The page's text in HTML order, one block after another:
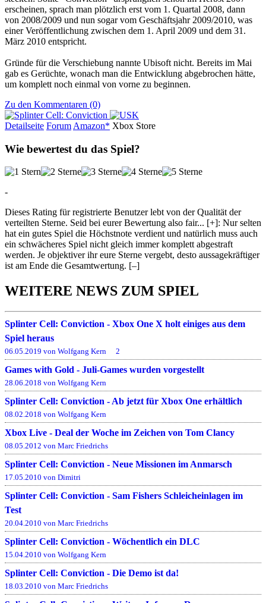
erscheinen, sprach man plötzlich erst vom 1. Quartal 2008, dann
von 2008/2009 und nun sogar vom Geschäftsjahr 2009/2010, was
einer Veröffentlichung zwischen dem 1. April 2009 und dem 31.
März 2010 entspricht.
Gründe für die Verschiebung nannte Ubisoft nicht. Bereits im Mai
gab es Gerüchte, wonach man die Entwicklung abgebrochen hätte,
um komplett noch einmal von vorne zu beginnen.
Zu den Kommentaren (0)
Detailseite Forum Amazon* Xbox Store
Wie bewertest du das Spiel?
-
Dieses Rating für registrierte Benutzer lebt von der Qualität der
verteilten Sterne. Seid bei eurer Bewertung also fair... [+]: Nur selten
hat ein gutes Spiel die Höchstnote verdient und natürlich muss auch
ein schwächeres Spiel nicht gleich immer komplett abgestraft
werden. Je objektiver ihr eure Sterne vergebt, desto aussagekräftiger
ist am Ende die Gesamtwertung. [–]
WEITERE NEWS ZUM SPIEL
Splinter Cell: Conviction - Xbox One X holt einiges aus dem
Spiel heraus
06.05.2019 von Wolfgang Kern 2
Games with Gold - Juli-Games wurden vorgestellt
28.06.2018 von Wolfgang Kern
Splinter Cell: Conviction - Ab jetzt für Xbox One erhältlich
08.02.2018 von Wolfgang Kern
Xbox Live - Deal der Woche im Zeichen von Tom Clancy
08.05.2012 von Marc Friedrichs
Splinter Cell: Conviction - Neue Missionen im Anmarsch
17.05.2010 von Dimitri
Splinter Cell: Conviction - Sam Fishers Schleicheinlagen im
Test
20.04.2010 von Marc Friedrichs
Splinter Cell: Conviction - Wöchentlich ein DLC
15.04.2010 von Wolfgang Kern
Splinter Cell: Conviction - Die Demo ist da!
18.03.2010 von Marc Friedrichs